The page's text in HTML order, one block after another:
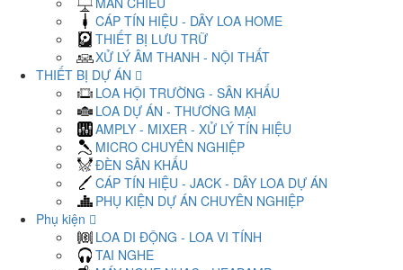
CÁP TÍN HIỆU - DÂY LOA HOME
THIẾT BỊ LƯU TRỮ
XỬ LÝ ÂM THANH - NỘI THẤT
THIẾT BỊ DỰ ÁN
LOA HỘI TRƯỜNG - SÂN KHẤU
LOA DỰ ÁN - THƯƠNG MẠI
AMPLY - MIXER - XỬ LÝ TÍN HIỆU
MICRO CHUYÊN NGHIỆP
ĐÈN SÂN KHẤU
CÁP TÍN HIỆU - JACK - DÂY LOA DỰ ÁN
PHỤ KIỆN DỰ ÁN CHUYÊN NGHIỆP
Phụ kiện
LOA DI ĐỘNG - LOA VI TÍNH
TAI NGHE